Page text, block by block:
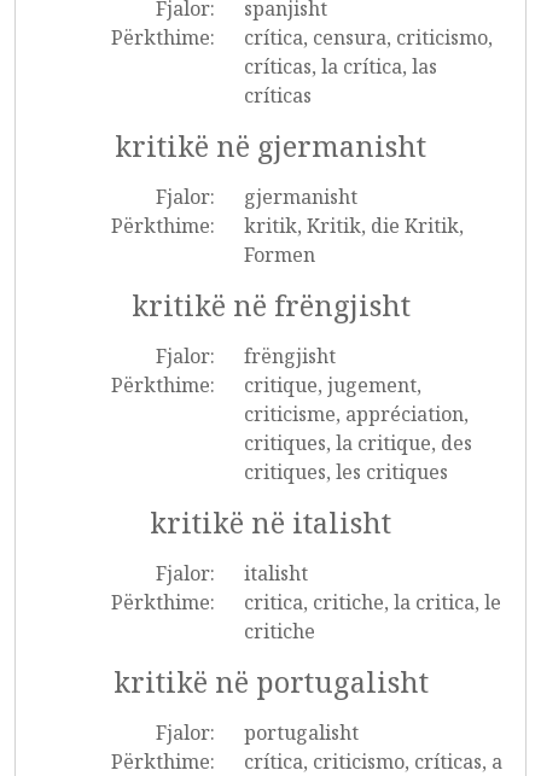
Fjalor:
spanjisht
Përkthime:
crítica, censura, criticismo,
críticas, la crítica, las
críticas
kritikë në gjermanisht
Fjalor:
gjermanisht
Përkthime:
kritik, Kritik, die Kritik,
Formen
kritikë në frëngjisht
Fjalor:
frëngjisht
Përkthime:
critique, jugement,
criticisme, appréciation,
critiques, la critique, des
critiques, les critiques
kritikë në italisht
Fjalor:
italisht
Përkthime:
critica, critiche, la critica, le
critiche
kritikë në portugalisht
Fjalor:
portugalisht
Përkthime:
crítica, criticismo, críticas, a